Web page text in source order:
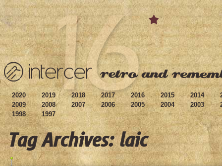
2020 2019 2018 2017 2016 2015 2014
2009
2008 2007 2006 2005 2004 2003
1998
1997
Tag Archives: laic